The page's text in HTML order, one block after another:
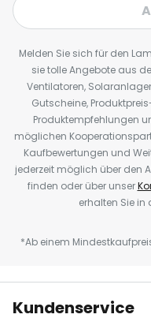
Melden Sie sich für den
sie tolle Angebote aus
Ventilatoren,
Gutscheine,
Produktempfehlungen
möglichen
Kaufbewertungen und
jederzeit möglich über den
finden oder über unser
erhalten Sie in
*Ab einem
Kundenservice